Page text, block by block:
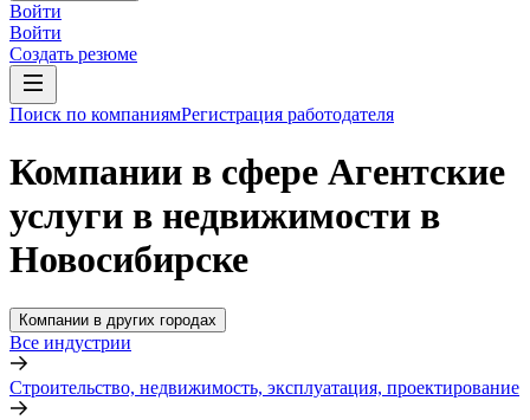
Войти
Войти
Создать резюме
Поиск по компаниямРегистрация работодателя
Компании в сфере Агентские
услуги в недвижимости в
Новосибирске
Компании в других городах
Все индустрии
Строительство, недвижимость, эксплуатация, проектирование